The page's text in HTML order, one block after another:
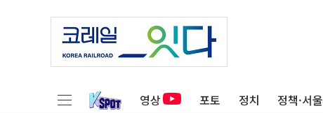
영상 포토 정치 정책·서울